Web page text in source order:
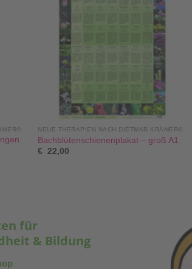
NEUE THERAPIEN NACH DIETMAR KRÄMER®
Bachblütenschienenplakat – groß A1
€
22,00
für
& Bildung